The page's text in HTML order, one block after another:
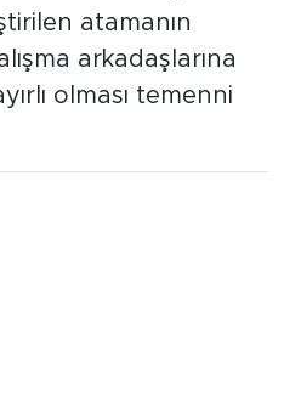
atamanın
arkadaşlarına
olması temenni